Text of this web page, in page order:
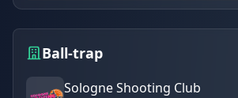
Ball-trap
Sologne Shooting Club